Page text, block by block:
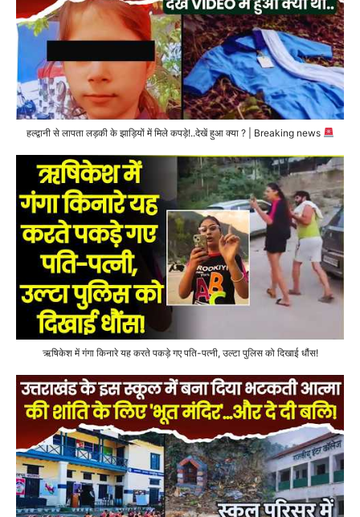
हल्द्वानी से लापता लड़की के झाड़ियों में मिले कपड़े!..देखें हुआ क्या ? | Breaking news
ऋषिकेश में गंगा किनारे यह करते पकड़े गए पति-पत्नी, उल्टा पुलिस को दिखाई धौंस!